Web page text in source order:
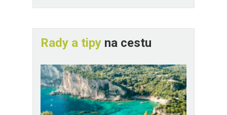
Rady a tipy na cestu